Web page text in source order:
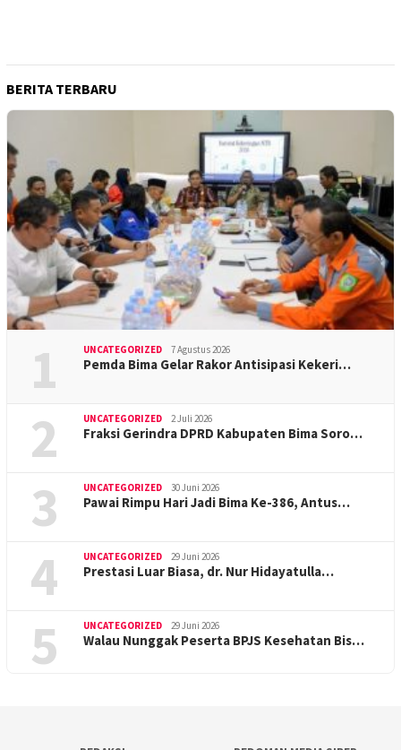
BERITA TERBARU
1 UNCATEGORIZED 7 Agustus 2026
Pemda Bima Gelar Rakor Antisipasi Kekeri…
2 UNCATEGORIZED 2 Juli 2026
Fraksi Gerindra DPRD Kabupaten Bima Soro…
3 UNCATEGORIZED 30 Juni 2026
Pawai Rimpu Hari Jadi Bima Ke-386, Antus…
4 UNCATEGORIZED 29 Juni 2026
Prestasi Luar Biasa, dr. Nur Hidayatulla…
5 UNCATEGORIZED 29 Juni 2026
Walau Nunggak Peserta BPJS Kesehatan Bis…